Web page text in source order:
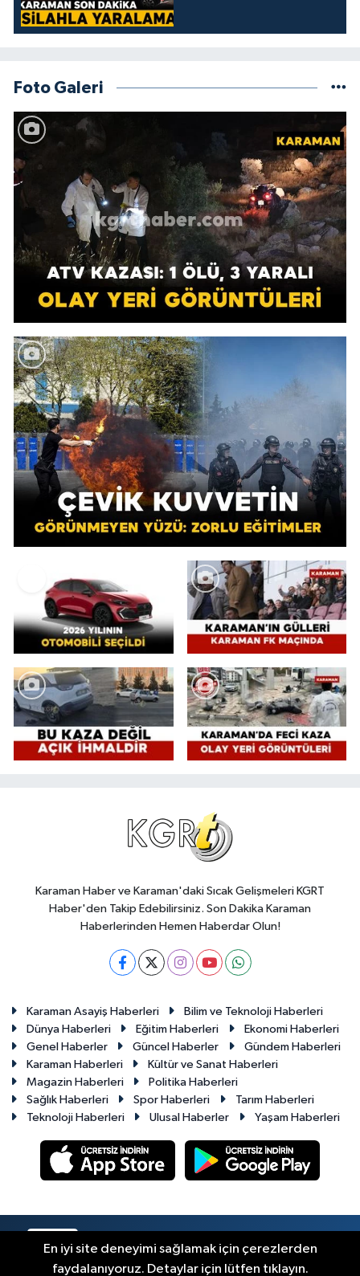
Foto Galeri
Karaman Haber ve Karaman'daki Sıcak Gelişmeleri KGRT
Haber'den Takip Edebilirsiniz. Son Dakika Karaman
Haberlerinden Hemen Haberdar Olun!
Karaman Asayiş Haberleri
Bilim ve Teknoloji Haberleri
Dünya Haberleri
Eğitim Haberleri
Ekonomi Haberleri
Genel Haberler
Güncel Haberler
Gündem Haberleri
Karaman Haberleri
Kültür ve Sanat Haberleri
Magazin Haberleri
Politika Haberleri
Sağlık Haberleri
Spor Haberleri
Tarım Haberleri
Teknoloji Haberleri
Ulusal Haberler Yaşam Haberleri
En iyi site deneyimi sağlamak için çerezlerden
faydalanıyoruz. Detaylar için lütfen tıklayın.